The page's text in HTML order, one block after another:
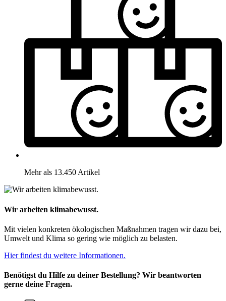
Mehr als 13.450 Artikel
Wir arbeiten klimabewusst.
Mit vielen konkreten ökologischen Maßnahmen tragen wir dazu bei,
Umwelt und Klima so gering wie möglich zu belasten.
Hier findest du weitere Informationen.
Benötigst du Hilfe zu deiner Bestellung? Wir beantworten
gerne deine Fragen.